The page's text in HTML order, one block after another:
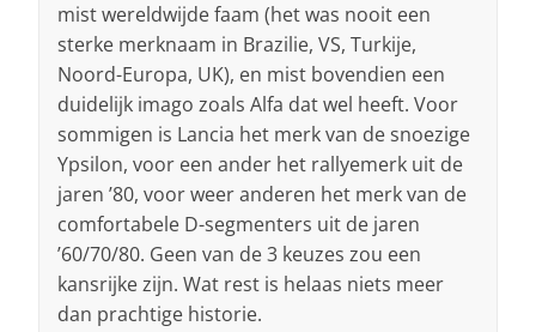
mist wereldwijde faam (het was nooit een
sterke merknaam in Brazilie, VS, Turkije,
Noord-Europa, UK), en mist bovendien een
duidelijk imago zoals Alfa dat wel heeft. Voor
sommigen is Lancia het merk van de snoezige
Ypsilon, voor een ander het rallyemerk uit de
jaren ’80, voor weer anderen het merk van de
comfortabele D-segmenters uit de jaren
’60/70/80. Geen van de 3 keuzes zou een
kansrijke zijn. Wat rest is helaas niets meer
dan prachtige historie.